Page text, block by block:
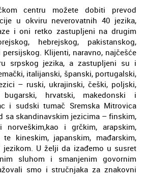
centru možete dobiti prevod
u okviru neverovatnih 40 jezika,
i oni retko zastupljeni na drugim
hebrejskog, pakistanskog,
Klijenti, naravno, najčešće
srpskog jezika, a zastupljeni su i
italijanski, španski, portugalski,
– ruski, ukrajinski, češki, poljski,
bugarski, hrvatski, makedonski i
i sudski tumač Sremska Mitrovica
sa skandinavskim jezicima – finskim,
norveškim,kao i grčkim, arapskim,
kineskim, japanskim, mađarskim,
U želji da izađemo u susret
sluhom i smanjenim govornim
smo i stručnjaka za znakovni